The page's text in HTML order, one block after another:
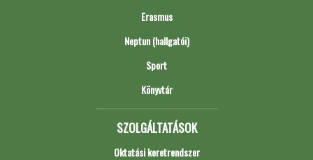
Erasmus
Neptun (hallgatói)
Sport
Könyvtár
SZOLGÁLTATÁSOK
Oktatási keretrendszer